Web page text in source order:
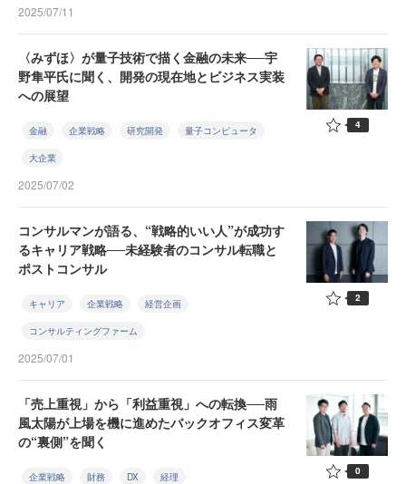
2025/07/11
〈みずほ〉が量子技術で描く金融の未来──宇
野隼平氏に聞く、開発の現在地とビジネス実装
への展望
金融 企業戦略 研究開発 量子コンピュータ
大企業
2025/07/02
4
コンサルマンが語る、“戦略的いい人”が成功す
るキャリア戦略──未経験者のコンサル転職と
ポストコンサル
キャリア 企業戦略 経営企画
コンサルティングファーム
2025/07/01
2
「売上重視」から「利益重視」への転換──雨
風太陽が上場を機に進めたバックオフィス変革
の“裏側”を聞く
企業戦略 財務 DX 経理 0